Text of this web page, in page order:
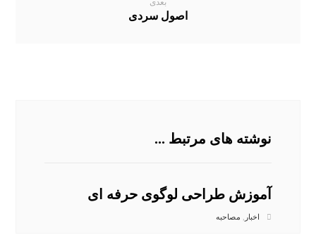
بعدی
اصول سردی
نوشته های مرتبط ...
آموزش طراحی لوگوی حرفه ای
اخبار مصاحبه